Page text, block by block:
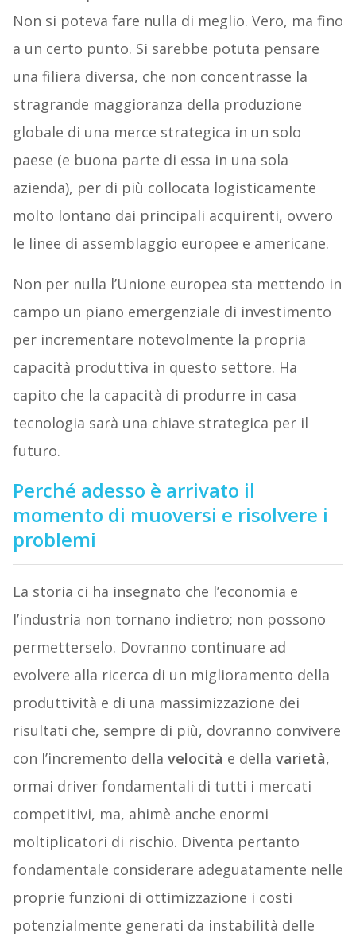
Non si poteva fare nulla di meglio. Vero, ma fino
a un certo punto. Si sarebbe potuta pensare
una filiera diversa, che non concentrasse la
stragrande maggioranza della produzione
globale di una merce strategica in un solo
paese (e buona parte di essa in una sola
azienda), per di più collocata logisticamente
molto lontano dai principali acquirenti, ovvero
le linee di assemblaggio europee e americane.
Non per nulla l’Unione europea sta mettendo in
campo un piano emergenziale di investimento
per incrementare notevolmente la propria
capacità produttiva in questo settore. Ha
capito che la capacità di produrre in casa
tecnologia sarà una chiave strategica per il
futuro.
Perché adesso è arrivato il
momento di muoversi e risolvere i
problemi
La storia ci ha insegnato che l’economia e
l’industria non tornano indietro; non possono
permetterselo. Dovranno continuare ad
evolvere alla ricerca di un miglioramento della
produttività e di una massimizzazione dei
risultati che, sempre di più, dovranno convivere
con l’incremento della velocità e della varietà,
ormai driver fondamentali di tutti i mercati
competitivi, ma, ahimè anche enormi
moltiplicatori di rischio. Diventa pertanto
fondamentale considerare adeguatamente nelle
proprie funzioni di ottimizzazione i costi
potenzialmente generati da instabilità delle